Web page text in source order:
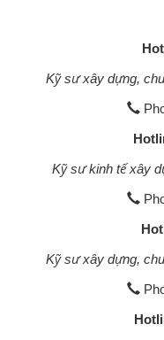
Kỹ sư xây dựng,
Kỹ sư kinh tế xây
Kỹ sư xây dựng,